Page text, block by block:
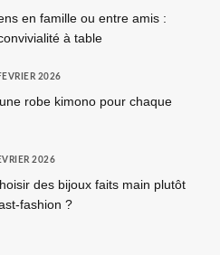
en famille ou entre amis :
à table
2026
robe kimono pour chaque
2026
des bijoux faits main plutôt
fashion ?